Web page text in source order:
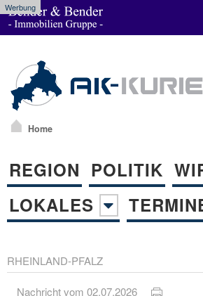
Werbung
Home
REGION POLITIK
LOKALES
RHEINLAND-PFALZ
Nachricht vom 02.07.2026